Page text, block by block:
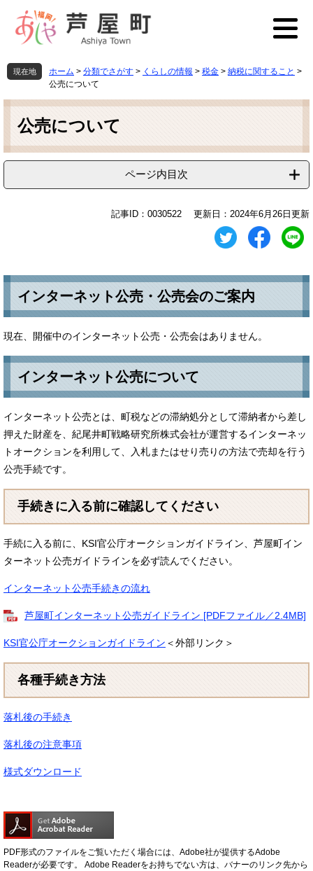
先
頭
を
飛
文
現在地 ホーム > 分類でさがす > くらしの情報 > 税金 > 納税に関すること >
公売について
本
公売について
ページ内目次
記事ID：0030522 更新日：2024年6月26日更新
インターネット公売・公売会のご案内
現在、開催中のインターネット公売・公売会はありません。
インターネット公売について
​インターネット公売とは、町税などの滞納処分として滞納者から差し
押えた財産を、紀尾井町戦略研究所株式会社が運営するインターネッ
トオークションを利用して、入札またはせり売りの方法で売却を行う
公売手続です。
手続きに入る前に確認してください
手続に入る前に、KSI官公庁オークションガイドライン、芦屋町イン
ターネット公売ガイドラインを必ず読んでください。
インターネット公売手続きの流れ
芦屋町インターネット公売ガイドライン [PDFファイル／2.4MB]
KSI官公庁オークションガイドライン ＜外部リンク＞
各種手続き方法
落札後の手続き
落札後の注意事項
様式ダウンロード
PDF形式のファイルをご覧いただく場合には、Adobe社が提供するAdobe
Readerが必要です。
Adobe Readerをお持ちでない方は、バナーのリンク先から